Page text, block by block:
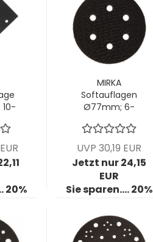
10-
20%
MIRKA
Softauflagen
Ø77mm; 6-
5mm; VPE: 5
Stck/Pck
UVP 30,19 EUR
Jetzt nur 24,15
EUR
Sie sparen.... 20%